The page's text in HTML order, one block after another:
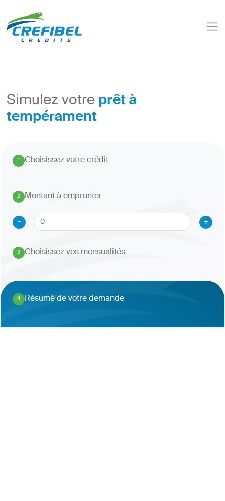
Simulez votreprêt à
tempérament
1. Choisissez votre crédit
2
.
Montant à emprunter
-
+
3
. Choisissez vos mensualités
4
. Résumé de votre demande